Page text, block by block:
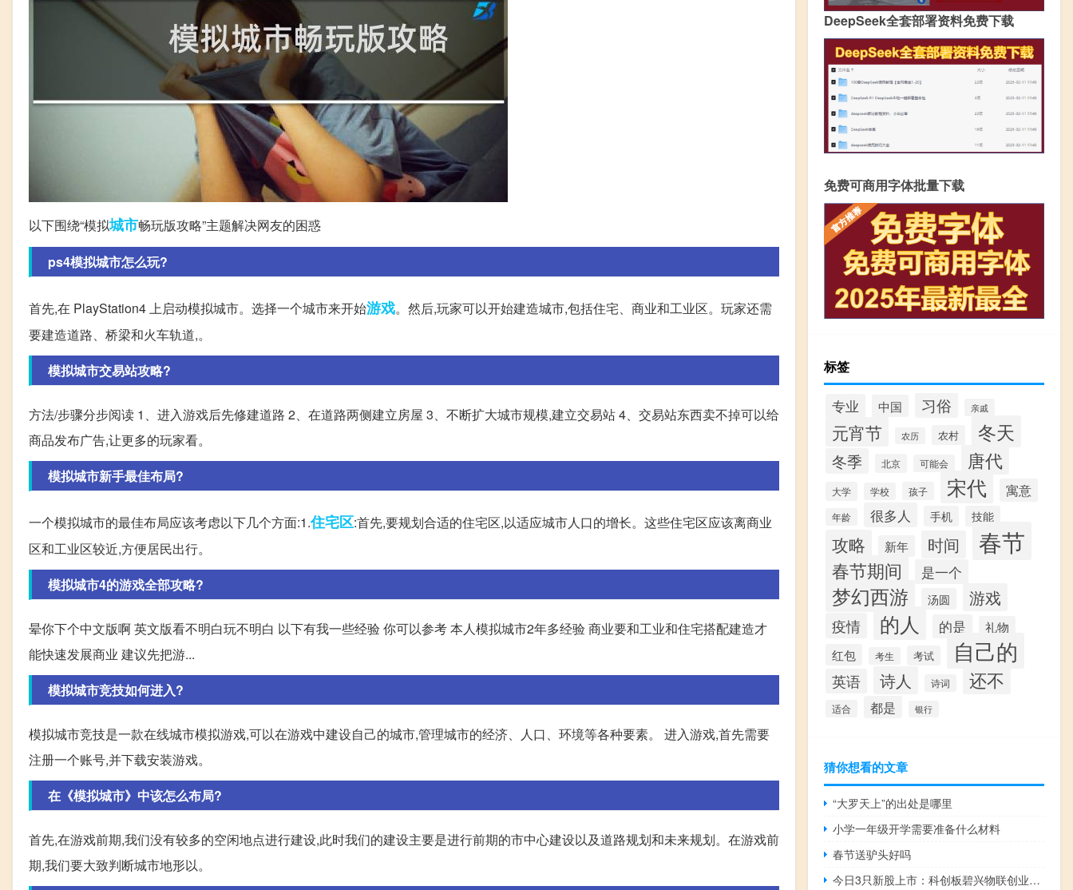
以下围绕“模拟城市畅玩版攻略”主题解决网友的困惑
ps4模拟城市怎么玩?
首先,在 PlayStation4 上启动模拟城市。选择一个城市来开始游戏。然后,玩家可以开始建造城市,包括住宅、商业和工业区。玩家还需
要建造道路、桥梁和火车轨道,。
模拟城市交易站攻略?
方法/步骤分步阅读 1、进入游戏后先修建道路 2、在道路两侧建立房屋 3、不断扩大城市规模,建立交易站 4、交易站东西卖不掉可以给
商品发布广告,让更多的玩家看。
模拟城市新手最佳布局?
一个模拟城市的最佳布局应该考虑以下几个方面:1.住宅区:首先,要规划合适的住宅区,以适应城市人口的增长。这些住宅区应该离商业
区和工业区较近,方便居民出行。
模拟城市4的游戏全部攻略?
晕你下个中文版啊 英文版看不明白玩不明白 以下有我一些经验 你可以参考 本人模拟城市2年多经验 商业要和工业和住宅搭配建造才
能快速发展商业 建议先把游...
模拟城市竞技如何进入?
模拟城市竞技是一款在线城市模拟游戏,可以在游戏中建设自己的城市,管理城市的经济、人口、环境等各种要素。 进入游戏,首先需要
注册一个账号,并下载安装游戏。
在《模拟城市》中该怎么布局?
首先,在游戏前期,我们没有较多的空闲地点进行建设,此时我们的建设主要是进行前期的市中心建设以及道路规划和未来规划。在游戏前
期,我们要大致判断城市地形以。
DeepSeek全套部署资料免费下载
免费可商用字体批量下载
标签
专业 中国 习俗 亲戚
元宵节 农历 农村 冬天
冬季 北京 可能会 唐代
大学 学校 孩子 宋代 寓意
年龄 很多人 手机 技能
攻略 新年 时间 春节
春节期间 是一个
梦幻西游 汤圆 游戏
疫情 的人 的是
礼物
红包
考生 考试 自己的
英语 诗人 诗词 还不
适合 都是 银行
猜你想看的文章
“大罗天上”的出处是哪里
小学一年级开学需要准备什么材料
春节送驴头好吗
今日3只新股上市：科创板碧兴物联创业板盟固利、威力传动